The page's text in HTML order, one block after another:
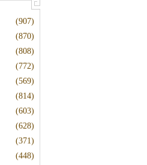
(907)
(870)
(808)
(772)
(569)
(814)
(603)
(628)
(371)
(448)